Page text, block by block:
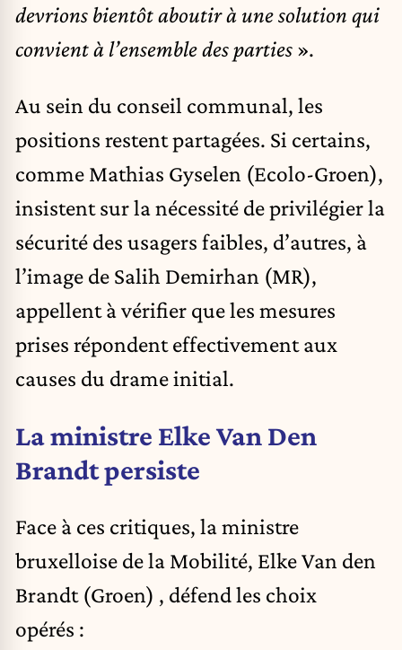
devrions bientôt aboutir à une solution qui
convient à l’ensemble des parties ».
Au sein du conseil communal, les
positions restent partagées. Si certains,
comme Mathias Gyselen (Ecolo-Groen),
insistent sur la nécessité de privilégier la
sécurité des usagers faibles, d’autres, à
l’image de Salih Demirhan (MR),
appellent à vérifier que les mesures
prises répondent effectivement aux
causes du drame initial.
La ministre Elke Van Den
Brandt persiste
Face à ces critiques, la ministre
bruxelloise de la Mobilité, Elke Van den
Brandt (Groen) , défend les choix
opérés :